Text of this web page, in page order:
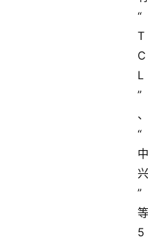
“
T
C
L
”
、
“
中
兴
”
等
5